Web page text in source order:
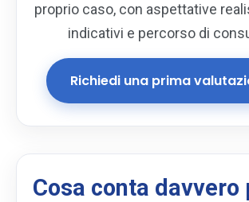
proprio caso, con aspettative
indicativi e percorso di
Richiedi una prima
Cosa conta davvero